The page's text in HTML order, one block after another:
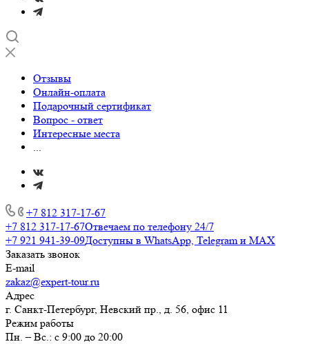
Отзывы
Онлайн-оплата
Подарочный сертификат
Вопрос - ответ
Интересные места
...
+7 812 317-17-67
+7 812 317-17-67Отвечаем по телефону 24/7
+7 921 941-39-09Доступны в WhatsApp, Telegram и MAX
Заказать звонок
E-mail
zakaz@expert-tour.ru
Адрес
г. Санкт-Петербург, Невский пр., д. 56, офис 11
Режим работы
Пн. – Вс.: с 9:00 до 20:00